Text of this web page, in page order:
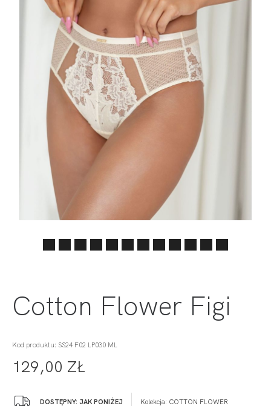
Cotton Flower Figi
Kod produktu: SS24 F02 LP030 ML
129,00 ZŁ
DOSTĘPNY: JAK PONIŻEJ Kolekcja: COTTON FLOWER